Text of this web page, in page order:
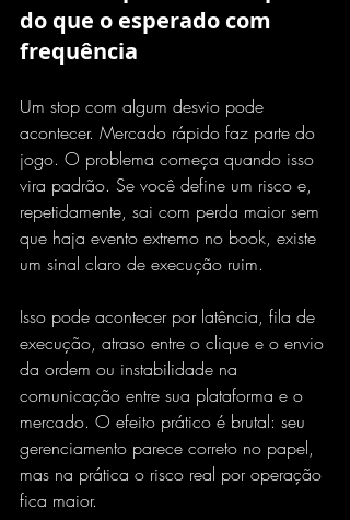
do que o esperado com
frequência
Um stop com algum desvio pode
acontecer. Mercado rápido faz parte do
jogo. O problema começa quando isso
vira padrão. Se você define um risco e,
repetidamente, sai com perda maior sem
que haja evento extremo no book, existe
um sinal claro de execução ruim.
Isso pode acontecer por latência, fila de
execução, atraso entre o clique e o envio
da ordem ou instabilidade na
comunicação entre sua plataforma e o
mercado. O efeito prático é brutal: seu
gerenciamento parece correto no papel,
mas na prática o risco real por operação
fica maior.